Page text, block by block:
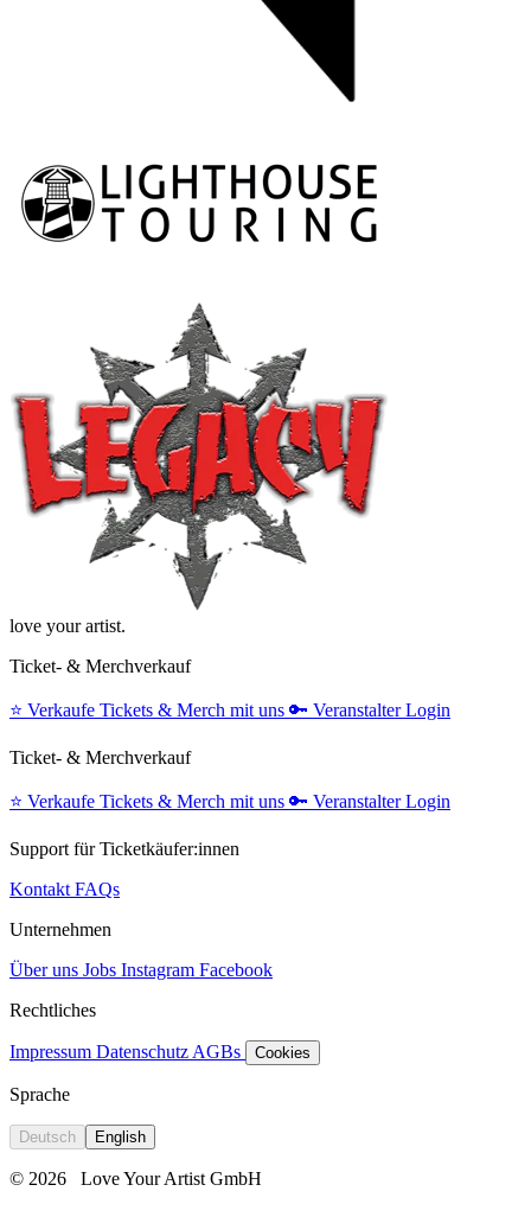
love your artist.
Ticket- & Merchverkauf
⭐️ Verkaufe Tickets & Merch mit uns 🔑 Veranstalter Login
Ticket- & Merchverkauf
⭐️ Verkaufe Tickets & Merch mit uns 🔑 Veranstalter Login
Support für Ticketkäufer:innen
Kontakt FAQs
Unternehmen
Über uns Jobs Instagram Facebook
Rechtliches
Impressum Datenschutz AGBs Cookies
Sprache
Deutsch English
© 2026 Love Your Artist GmbH